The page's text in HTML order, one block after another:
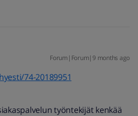
Forum|Forum|9 months ago
74-20189951
työntekijät kenkää